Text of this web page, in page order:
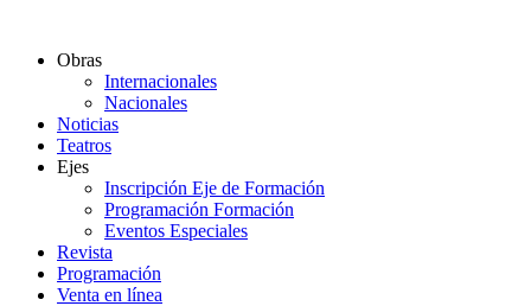
contenidoObras
Internacionales
Nacionales
Noticias
Teatros
Ejes
Inscripción Eje de Formación
Programación Formación
Eventos Especiales
Revista
Programación
Venta en línea